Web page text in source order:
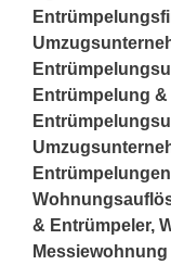
Entrümpelung
& Entrümpeler,